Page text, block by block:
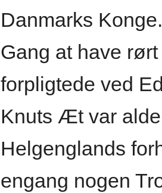
Danmarks
Gang at have
forpligtede ved
Knuts Æt var
Helgenglands
engang nogen